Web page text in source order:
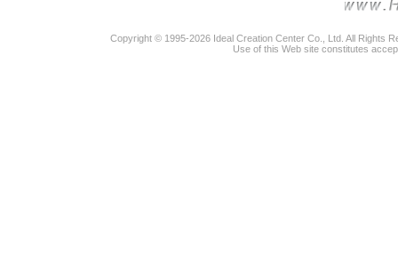
Copyright © 1995-2026 Ideal Creation Center Co., Ltd. All Rights
Use of this Web site constitutes